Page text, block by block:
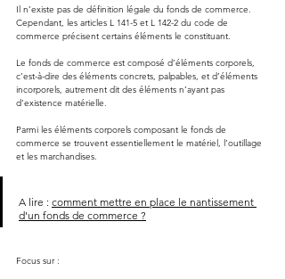
Il n’existe pas de définition légale du fonds de commerce.
Cependant, les articles L 141-5 et L 142-2 du code de
commerce précisent certains éléments le constituant.
Le fonds de commerce est composé d’éléments corporels,
c’est-à-dire des éléments concrets, palpables, et d’éléments
incorporels, autrement dit des éléments n’ayant pas
d’existence matérielle.
Parmi les éléments corporels composant le fonds de
commerce se trouvent essentiellement le matériel, l’outillage
et les marchandises.
A lire : comment mettre en place le nantissement
d'un fonds de commerce ?
Focus sur :